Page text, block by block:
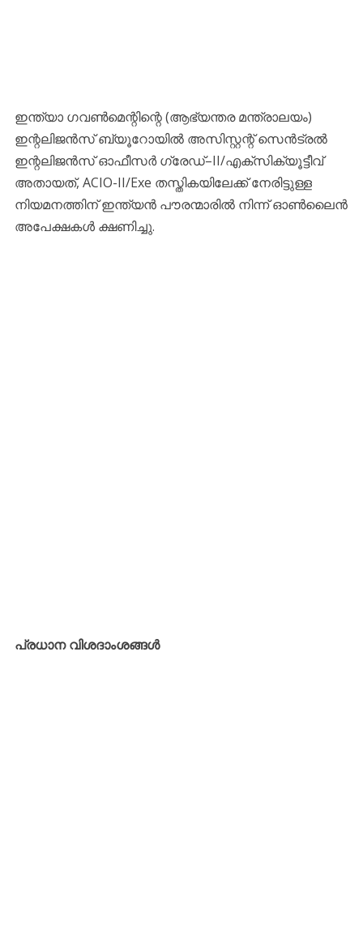
ഇന്ത്യാ ഗവൺമെന്റിന്റെ (ആഭ്യന്തര മന്ത്രാലയം)
ഇന്റലിജൻസ് ബ്യൂറോയിൽ അസിസ്റ്റന്റ് സെൻട്രൽ
ഇന്റലിജൻസ് ഓഫീസർ ഗ്രേഡ്–II/എക്സിക്യൂട്ടീവ്
അതായത്, ACIO-II/Exe തസ്തികയിലേക്ക് നേരിട്ടുള്ള
നിയമനത്തിന് ഇന്ത്യൻ പൗരന്മാരിൽ നിന്ന് ഓൺലൈൻ
അപേക്ഷകൾ ക്ഷണിച്ചു.
പ്രധാന വിശദാംശങ്ങൾ